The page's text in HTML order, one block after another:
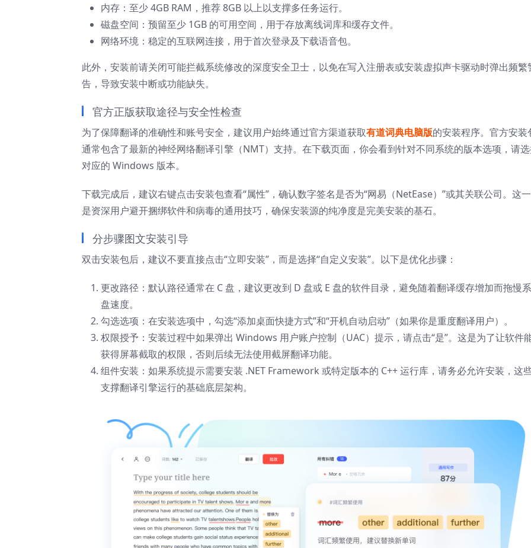
内存：至少 4GB RAM，推荐 8GB 以上以支撑多任务运行。
磁盘空间：预留至少 1GB 的可用空间，用于存放离线词库和缓存文件。
网络环境：稳定的互联网连接，用于首次登录及下载语音包。
此外，安装前请关闭可能拦截系统修改的深度安全卫士，以免在写入注册表或安装虚拟声卡驱动时弹出频繁
告，导致安装中断或功能缺失。
官方正版获取途径与安全性检查
为了保障翻译的准确性和账号安全，建议用户始终通过官方渠道获取有道词典电脑版的安装程序。官方安装
通常包含了最新的神经网络翻译引擎（NMT）支持。在下载页面，你会看到针对不同系统的版本选项，请
对应的 Windows 版本。
下载完成后，建议右键点击安装包查看“属性”，确认数字签名是否为“网易（NetEase）”或其关联公司。这
是资深用户避开捆绑软件和病毒的通用技巧，确保安装源的纯净度是完美安装的基石。
分步骤图文安装引导
双击安装包后，建议不要直接点击“立即安装”，而是选择“自定义安装”。以下是优化步骤：
更改路径：默认路径通常在 C 盘，建议更改到 D 盘或 E 盘的软件目录，避免随着翻译缓存增加而拖慢
盘速度。
勾选选项：在安装选项中，勾选“添加桌面快捷方式”和“开机自动启动”（如果你是重度翻译用户）。
权限授予：安装过程中如果弹出 Windows 用户账户控制（UAC）提示，请点击“是”。这是为了让软件
获得屏幕截取的权限，否则后续无法使用截屏翻译功能。
组件安装：如果系统提示需要安装 .NET Framework 或特定版本的 C++ 运行库，请务必允许安装，这
支撑翻译引擎运行的基础底层架构。